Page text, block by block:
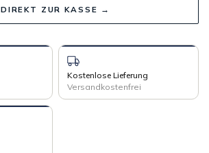
DIREKT ZUR KASSE →
Kostenlose Lieferung
Versandkostenfrei